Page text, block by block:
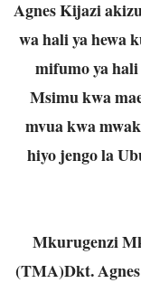
Agnes Kijazi
wa hali ya hewa
mifumo ya hali
Msimu kwa
mvua kwa
hiyo jengo la
Mkurugenzi
(TMA)Dkt.